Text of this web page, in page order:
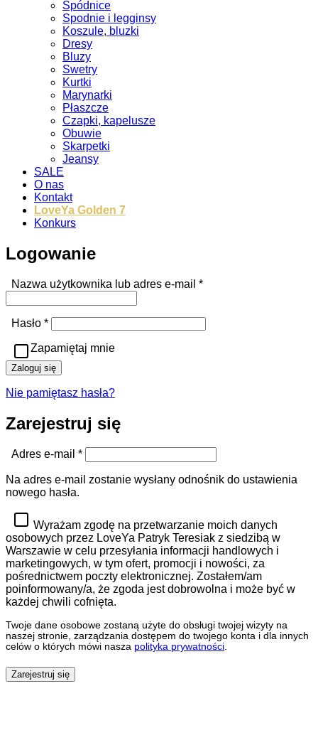
Spódnice
Spodnie i legginsy
Koszule, bluzki
Dresy
Bluzy
Swetry
Kurtki
Marynarki
Płaszcze
Czapki, kapelusze
Obuwie
Skarpetki
Jeansy
SALE
O nas
Kontakt
LoveYa Golden 7
Konkurs
Logowanie
Nazwa użytkownika lub adres e-mail *Wymagane
Hasło *Wymagane
Zapamiętaj mnie
Zaloguj się
Nie pamiętasz hasła?
Zarejestruj się
Adres e-mail *Wymagane
Na adres e-mail zostanie wysłany odnośnik do ustawienia
nowego hasła.
Wyrażam zgodę na przetwarzanie moich danych
osobowych przez LoveYa Patryk Teresiak z siedzibą w
Warszawie w celu przesyłania informacji handlowych i
marketingowych, w tym ofert, promocji i nowości, za
pośrednictwem poczty elektronicznej. Zostałem/am
poinformowany/a, że zgoda jest dobrowolna i może być w
każdej chwili cofnięta.
Twoje dane osobowe zostaną użyte do obsługi twojej wizyty na
naszej stronie, zarządzania dostępem do twojego konta i dla innych
celów o których mówi nasza polityka prywatności.
Zarejestruj się